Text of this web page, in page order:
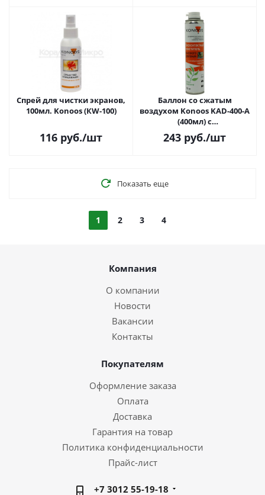
Спрей для чистки экранов,
100мл. Konoos (КW-100)
116 руб./шт
Баллон со сжатым
воздухом Konoos KAD-400-А
(400мл) с
антибактериальным
компонентом
243 руб./шт
Показать еще
1 2 3 4
Компания
О компании
Новости
Вакансии
Контакты
Покупателям
Оформление заказа
Оплата
Доставка
Гарантия на товар
Политика конфиденциальности
Прайс-лист
+7 3012 55-19-18